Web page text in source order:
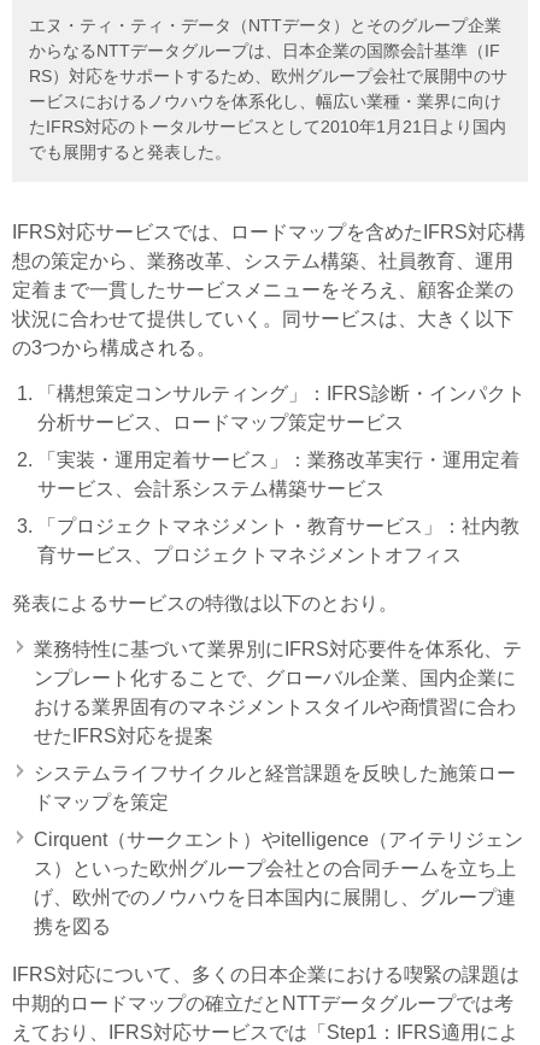
エヌ・ティ・ティ・データ（NTTデータ）とそのグループ企業
からなるNTTデータグループは、日本企業の国際会計基準（IF
RS）対応をサポートするため、欧州グループ会社で展開中のサ
ービスにおけるノウハウを体系化し、幅広い業種・業界に向け
たIFRS対応のトータルサービスとして2010年1月21日より国内
でも展開すると発表した。
IFRS対応サービスでは、ロードマップを含めたIFRS対応構
想の策定から、業務改革、システム構築、社員教育、運用
定着まで一貫したサービスメニューをそろえ、顧客企業の
状況に合わせて提供していく。同サービスは、大きく以下
の3つから構成される。
「構想策定コンサルティング」：IFRS診断・インパクト
分析サービス、ロードマップ策定サービス
「実装・運用定着サービス」：業務改革実行・運用定着
サービス、会計系システム構築サービス
「プロジェクトマネジメント・教育サービス」：社内教
育サービス、プロジェクトマネジメントオフィス
発表によるサービスの特徴は以下のとおり。
業務特性に基づいて業界別にIFRS対応要件を体系化、テ
ンプレート化することで、グローバル企業、国内企業に
おける業界固有のマネジメントスタイルや商慣習に合わ
せたIFRS対応を提案
システムライフサイクルと経営課題を反映した施策ロー
ドマップを策定
Cirquent（サークエント）やitelligence（アイテリジェン
ス）といった欧州グループ会社との合同チームを立ち上
げ、欧州でのノウハウを日本国内に展開し、グループ連
携を図る
IFRS対応について、多くの日本企業における喫緊の課題は
中期的ロードマップの確立だとNTTデータグループでは考
えており、IFRS対応サービスでは「Step1：IFRS適用によ